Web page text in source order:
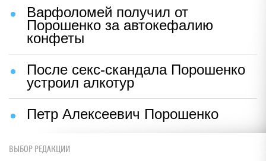
Варфоломей получил от
Порошенко за автокефалию
конфеты
После секс-скандала Порошенко
устроил алкотур
Петр Алексеевич Порошенко
ВЫБОР РЕДАКЦИИ